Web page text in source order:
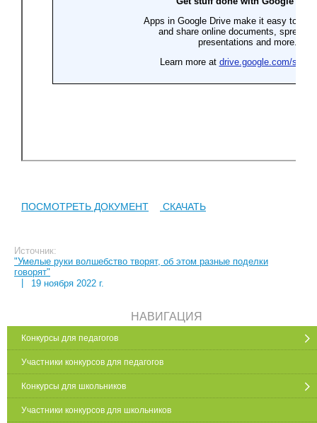
ПОСМОТРЕТЬ ДОКУМЕНТ СКАЧАТЬ
Источник:
"Умелые руки волшебство творят, об этом разные поделки
говорят"
|
19 ноября 2022 г.
НАВИГАЦИЯ
Конкурсы для педагогов
Участники конкурсов для педагогов
Конкурсы для школьников
Участники конкурсов для школьников